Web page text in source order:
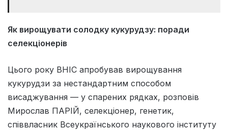
Як вирощувати солодку кукурудзу: поради
селекціонерів
Цього року ВНІС апробував вирощування
кукурудзи за нестандартним способом
висаджування — у спарених рядках, розповів
Мирослав ПАРІЙ, селекціонер, генетик,
співвласник Всеукраїнського наукового інституту